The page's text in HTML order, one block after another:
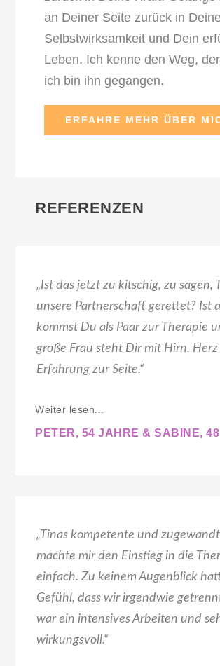
an Deiner Seite zurück in
Selbstwirksamkeit und Dein
Leben. Ich kenne den Weg,
ich bin ihn gegangen.
ERFAHRE MEHR ÜBER
REFERENZEN
„Ist das jetzt zu kitschig, zu sagen,
unsere Partnerschaft gerettet? Ist
kommst Du als Paar zur Therapie
große Frau steht Dir mit Hirn,
Erfahrung zur Seite.“
Weiter lesen...
PETER, 54 JAHRE & SABINE,
„Tinas kompetente und
machte mir den Einstieg in die
einfach. Zu keinem Augenblick
Gefühl, dass wir irgendwie
war ein intensives Arbeiten und
wirkungsvoll.“